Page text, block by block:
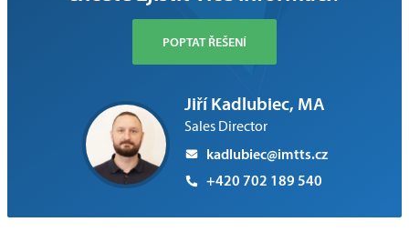
POPTAT ŘEŠENÍ
Jiří Kadlubiec, MA
Sales Director
kadlubiec@imtts.cz
+420 702 189 540